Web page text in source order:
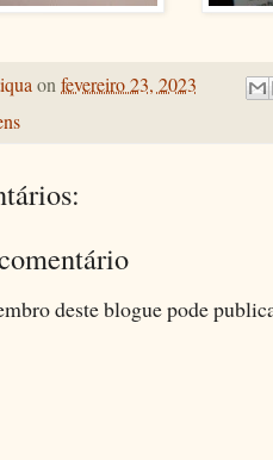
onfevereiro 23, 2023
deste blogue pode